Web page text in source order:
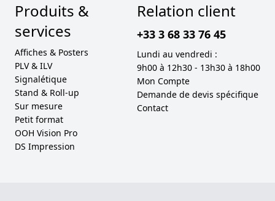
Produits &
services
Affiches & Posters
PLV & ILV
Signalétique
Stand & Roll-up
Sur mesure
Petit format
OOH Vision Pro
DS Impression
Relation client
+33 3 68 33 76 45
Lundi au vendredi :
9h00 à 12h30 - 13h30 à 18h00
Mon Compte
Demande de devis spécifique
Contact